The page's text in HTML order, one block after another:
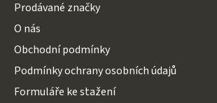
Prodávané značky
O nás
Obchodní podmínky
Podmínky ochrany osobních údajů
Formuláře ke stažení